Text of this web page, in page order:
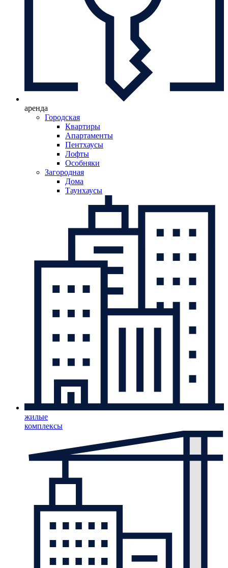
аренда
Городская
Квартиры
Апартаменты
Пентхаусы
Лофты
Особняки
Загородная
Дома
Таунхаусы
жилые
комплексы